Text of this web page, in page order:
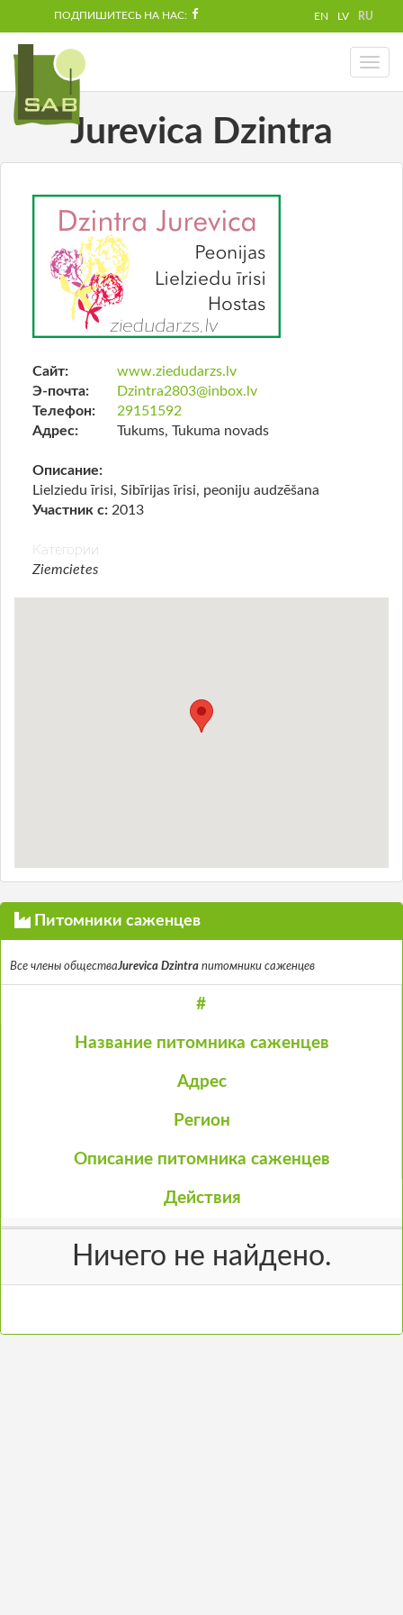
ПОДПИШИТЕСЬ НА НАС: EN LV RU
Toggle
Jurevica Dzintra
Сайт:
www.ziedudarzs.lv
Э-почта:
Dzintra2803@inbox.lv
Телефон:
29151592
Адрес:
Tukums, Tukuma novads
Описание:
Lielziedu īrisi, Sibīrijas īrisi, peoniju audzēšana
Участник с: 2013
Категории
Ziemcietes
Питомники саженцев
Все члены обществаJurevica Dzintra питомники саженцев
#
Название питомника саженцев
Адрес
Регион
Описание питомника саженцев
Действия
Ничего не найдено.